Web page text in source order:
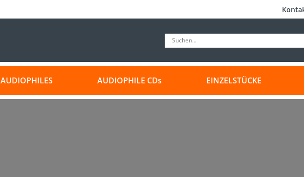
AUDIOPHILES AUDIOPHILE CDs EINZELSTÜCKE